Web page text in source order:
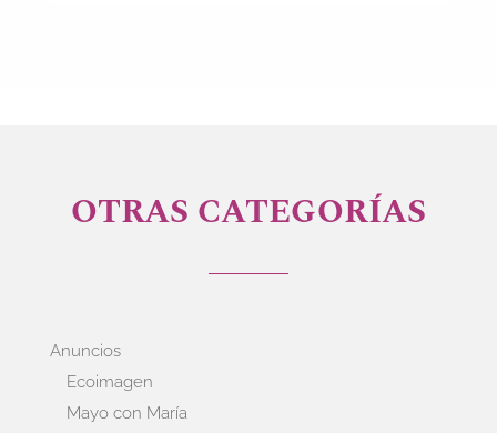
OTRAS CATEGORÍAS
Anuncios
Ecoimagen
Mayo con María